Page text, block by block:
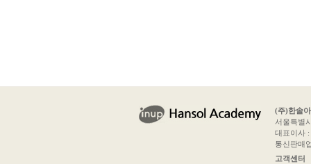
(주)한솔
서울특별
대표이사
통신판매
고객센터